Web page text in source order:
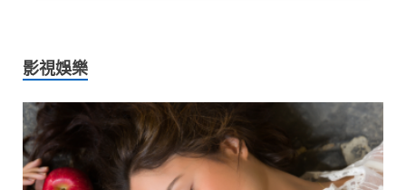
影視娛樂